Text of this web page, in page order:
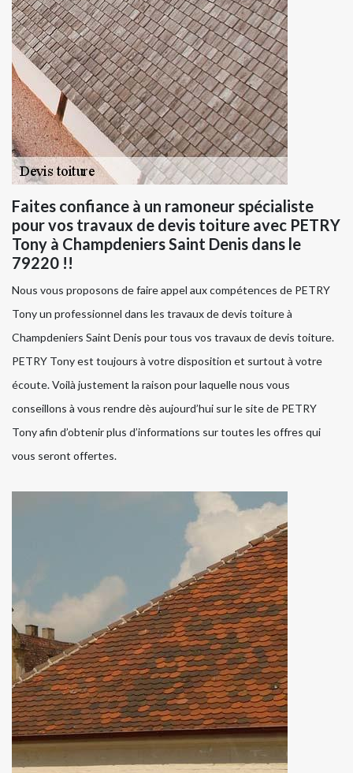
Faites confiance à un ramoneur spécialiste
pour vos travaux de devis toiture avec PETRY
Tony à Champdeniers Saint Denis dans le
79220 !!
Nous vous proposons de faire appel aux compétences de PETRY
Tony un professionnel dans les travaux de devis toiture à
Champdeniers Saint Denis pour tous vos travaux de devis toiture.
PETRY Tony est toujours à votre disposition et surtout à votre
écoute. Voilà justement la raison pour laquelle nous vous
conseillons à vous rendre dès aujourd’hui sur le site de PETRY
Tony afin d’obtenir plus d’informations sur toutes les offres qui
vous seront offertes.